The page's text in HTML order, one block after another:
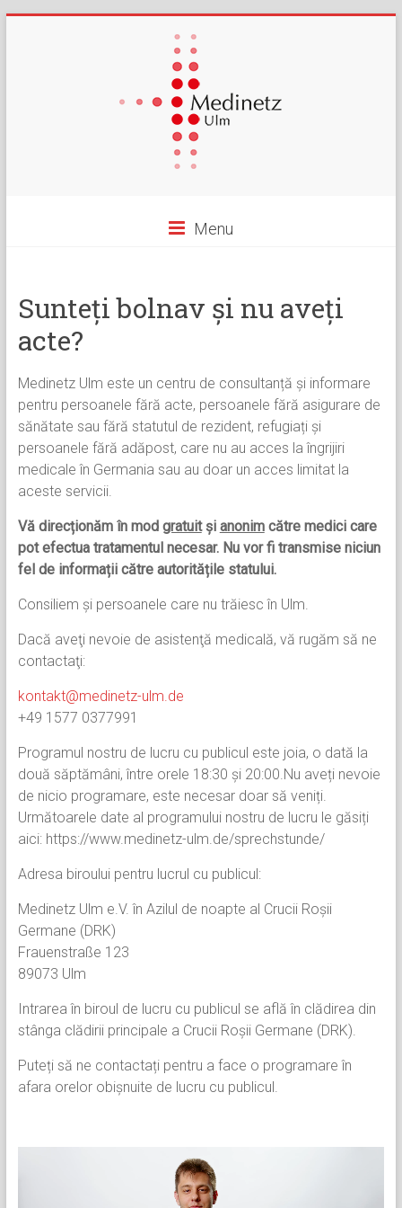
Menu
Sunteți bolnav și nu aveți
acte?
Medinetz Ulm este un centru de consultanță și informare
pentru persoanele fără acte, persoanele fără asigurare de
sănătate sau fără statutul de rezident, refugiați și
persoanele fără adăpost, care nu au acces la îngrijiri
medicale în Germania sau au doar un acces limitat la
aceste servicii.
Vă direcționăm în mod gratuitși anonimcătre medici care
pot efectua tratamentul necesar. Nu vor fi transmise niciun
fel de informații către autoritățile statului.
Consiliem și persoanele care nu trăiesc în Ulm.
Dacă aveţi nevoie de asistenţă medicală, vă rugăm să ne
contactaţi:
kontakt@medinetz-ulm.de
+49 1577 0377991
Programul nostru de lucru cu publicul este joia, o dată la
două săptămâni, între orele 18:30 și 20:00.Nu aveți nevoie
de nicio programare, este necesar doar să veniți.
Următoarele date al programului nostru de lucru le găsiți
aici: https://www.medinetz-ulm.de/sprechstunde/
Adresa biroului pentru lucrul cu publicul:
Medinetz Ulm e.V. în Azilul de noapte al Crucii Roșii
Germane (DRK)
Frauenstraße 123
89073 Ulm
Intrarea în biroul de lucru cu publicul se află în clădirea din
stânga clădirii principale a Crucii Roșii Germane (DRK).
Puteți să ne contactați pentru a face o programare în
afara orelor obișnuite de lucru cu publicul.